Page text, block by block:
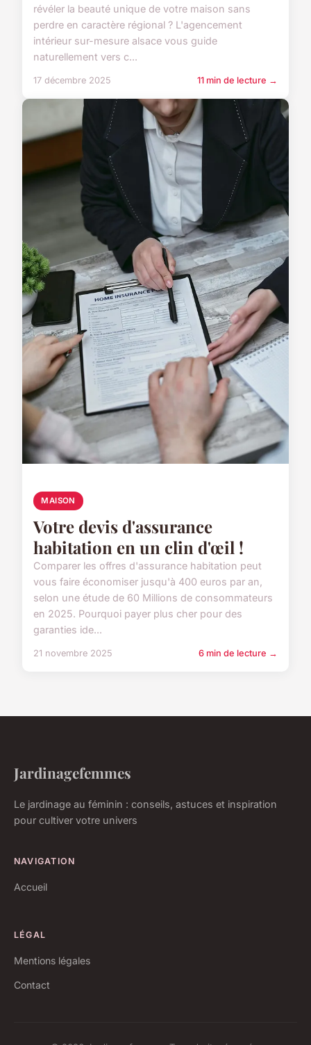
révéler la beauté unique de votre maison sans
perdre en caractère régional ? L'agencement
intérieur sur-mesure alsace vous guide
naturellement vers c...
17 décembre 2025 11 min de lecture →
MAISON
Votre devis d'assurance
habitation en un clin d'œil !
Comparer les offres d'assurance habitation peut
vous faire économiser jusqu'à 400 euros par an,
selon une étude de 60 Millions de consommateurs
en 2025. Pourquoi payer plus cher pour des
garanties ide...
21 novembre 2025 6 min de lecture →
Jardinagefemmes
Le jardinage au féminin : conseils, astuces et inspiration
pour cultiver votre univers
NAVIGATION
Accueil
LÉGAL
Mentions légales
Contact